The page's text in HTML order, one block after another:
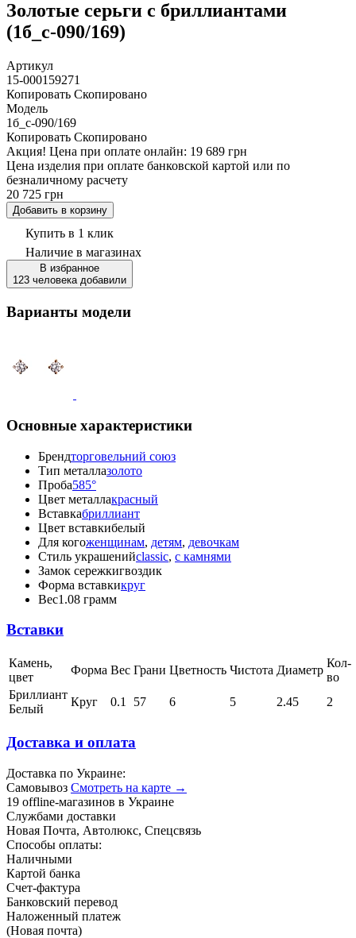
Золотые серьги с бриллиантами
(1б_с-090/169)
Артикул
15-000159271
Копировать Скопировано
Модель
1б_с-090/169
Копировать Скопировано
Акция! Цена при оплате онлайн: 19 689 грн
Цена изделия при оплате банковской картой или по
безналичному расчету
20 725 грн
Добавить в корзину
Купить в 1 клик
Наличие в магазинах
В избранное
123 человека добавили
Варианты модели
Основные характеристики
Брендторговельний союз
Тип металлазолото
Проба585°
Цвет металлакрасный
Вставкабриллиант
Цвет вставкибелый
Для когоженщинам, детям, девочкам
Стиль украшенийclassic, с камнями
Замок сережкигвоздик
Форма вставкикруг
Вес1.08 грамм
Вставки
Камень,
цвет
Форма Вес Грани Цветность Чистота Диаметр
Кол-
во
Бриллиант
Белый
Круг 0.1 57 6 5 2.45 2
Доставка и оплата
Доставка по Украине:
Самовывоз Смотреть на карте →
19 offline-магазинов в Украине
Службами доставки
Новая Почта, Автолюкс, Спецсвязь
Способы оплаты:
Наличными
Картой банка
Счет-фактура
Банковский перевод
Наложенный платеж
(Новая почта)